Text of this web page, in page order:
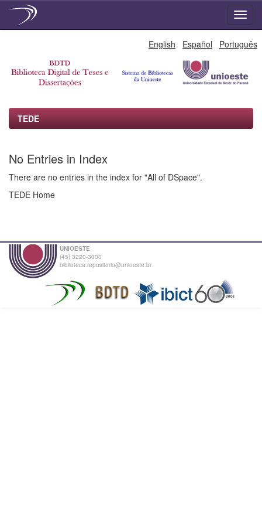
English Español Português
TEDE
No Entries in Index
There are no entries in the index for "All of DSpace".
TEDE Home
UNIOESTE
(45) 3220-3000
biblioteca.repositorio@unioeste.br